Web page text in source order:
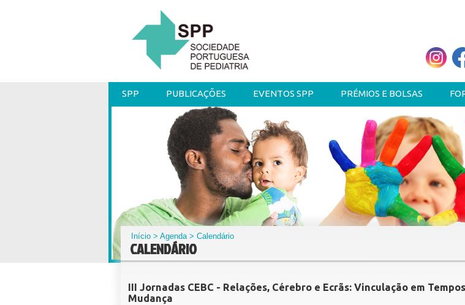
SPP PUBLICAÇÕES EVENTOS SPP PRÉMIOS E BOLSAS
Início >Agenda> Calendário
CALENDÁRIO
III Jornadas CEBC - Relações, Cérebro e Ecrãs: Vinculação em
Mudança